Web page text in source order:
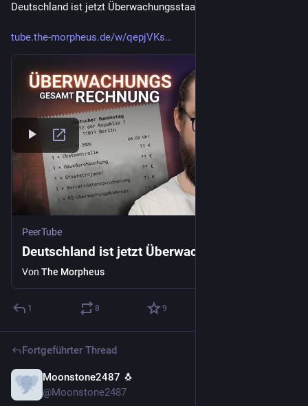
Deutschland ist jetzt Überwachungsstaat
tube.the-morpheus.de/w/qepjVKs
PeerTube
Deutschland ist jetzt Überwachungsstaat
Von The Morpheus
1 8 9
Fortgeführter Thread
Moonstone2487 🐧
@Moonstone2487